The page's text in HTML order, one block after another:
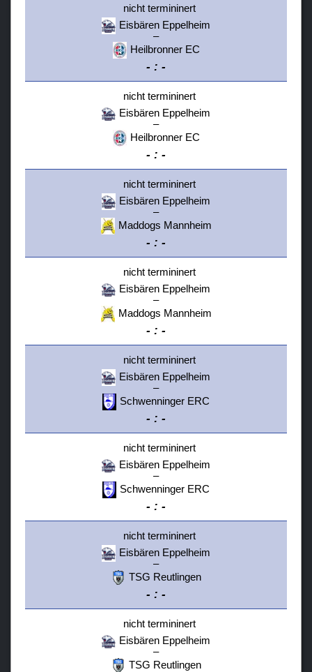
nicht termininert
Eisbären Eppelheim
–
Heilbronner EC
- : -
nicht termininert
Eisbären Eppelheim
–
Heilbronner EC
- : -
nicht termininert
Eisbären Eppelheim
–
Maddogs Mannheim
- : -
nicht termininert
Eisbären Eppelheim
–
Maddogs Mannheim
- : -
nicht termininert
Eisbären Eppelheim
–
Schwenninger ERC
- : -
nicht termininert
Eisbären Eppelheim
–
Schwenninger ERC
- : -
nicht termininert
Eisbären Eppelheim
–
TSG Reutlingen
- : -
nicht termininert
Eisbären Eppelheim
–
TSG Reutlingen